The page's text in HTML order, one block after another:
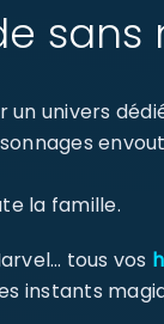
sans
univers
la famille.
tous vos
instants